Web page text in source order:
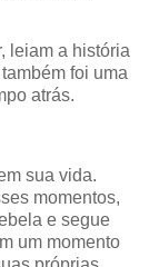
leiam a história
foi uma
atrás.
sua vida.
momentos,
e segue
um momento